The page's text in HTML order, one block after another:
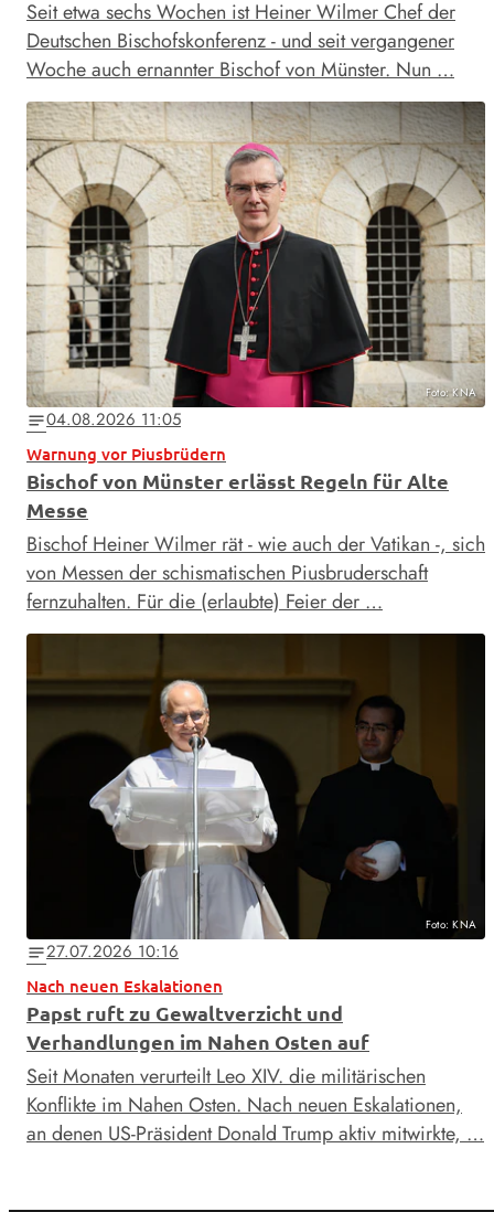
Seit etwa sechs Wochen ist Heiner Wilmer Chef der
Deutschen Bischofskonferenz - und seit vergangener
Woche auch ernannter Bischof von Münster. Nun …
Foto: KNA
notes04.08.2026 11:05
Warnung vor Piusbrüdern
Bischof von Münster erlässt Regeln für Alte
Messe
Bischof Heiner Wilmer rät - wie auch der Vatikan -, sich
von Messen der schismatischen Piusbruderschaft
fernzuhalten. Für die (erlaubte) Feier der …
Foto: KNA
notes27.07.2026 10:16
Nach neuen Eskalationen
Papst ruft zu Gewaltverzicht und
Verhandlungen im Nahen Osten auf
Seit Monaten verurteilt Leo XIV. die militärischen
Konflikte im Nahen Osten. Nach neuen Eskalationen,
an denen US-Präsident Donald Trump aktiv mitwirkte, …